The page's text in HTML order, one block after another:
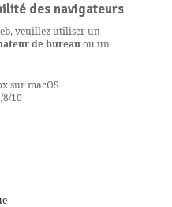
des navigateurs
veuillez utiliser un
de bureauou un
sur macOS
10